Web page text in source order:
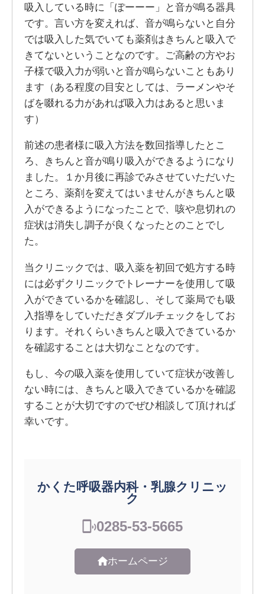
吸入している時に「ぽーーー」と音が鳴る器具
です。言い方を変えれば、音が鳴らないと自分
では吸入した気でいても薬剤はきちんと吸入で
きてないということなのです。ご高齢の方やお
子様で吸入力が弱いと音が鳴らないこともあり
ます（ある程度の目安としては、ラーメンやそ
ばを啜れる力があれば吸入力はあると思いま
す）
前述の患者様に吸入方法を数回指導したとこ
ろ、きちんと音が鳴り吸入ができるようになり
ました。１か月後に再診でみさせていただいた
ところ、薬剤を変えてはいませんがきちんと吸
入ができるようになったことで、咳や息切れの
症状は消失し調子が良くなったとのことでし
た。
当クリニックでは、吸入薬を初回で処方する時
には必ずクリニックでトレーナーを使用して吸
入ができているかを確認し、そして薬局でも吸
入指導をしていただきダブルチェックをしてお
ります。それくらいきちんと吸入できているか
を確認することは大切なことなのです。
もし、今の吸入薬を使用していて症状が改善し
ない時には、きちんと吸入できているかを確認
することが大切ですのでぜひ相談して頂ければ
幸いです。
かくた呼吸器内科・乳腺クリニッ
ク
0285-53-5665
ホームページ